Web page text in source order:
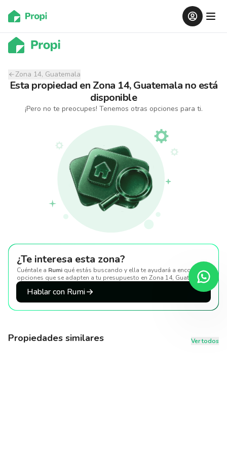
Zona 14, Guatemala
Esta propiedad en Zona 14, Guatemala no está
disponible
¡Pero no te preocupes! Tenemos otras opciones para ti.
¿Te interesa esta zona?
Cuéntale a Rumi qué estás buscando y ella te ayudará a encontrar
opciones que se adapten a tu presupuesto en Zona 14, Guatemala.
Hablar con Rumi
Propiedades similares Ver todos